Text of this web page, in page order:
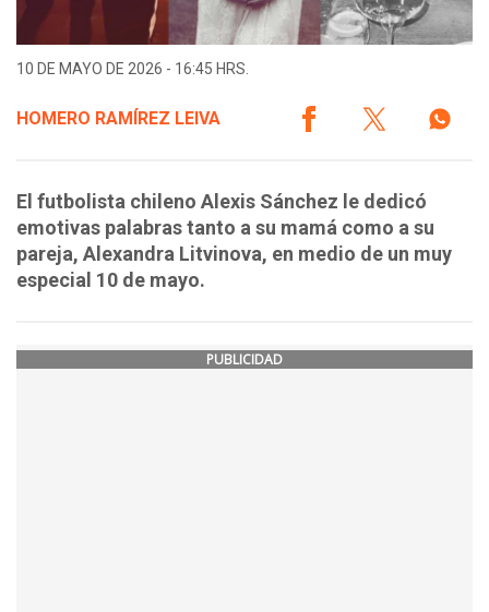
10 DE MAYO DE 2026 - 16:45 HRS.
HOMERO RAMÍREZ LEIVA
El futbolista chileno Alexis Sánchez le dedicó
emotivas palabras tanto a su mamá como a su
pareja, Alexandra Litvinova, en medio de un muy
especial 10 de mayo.
PUBLICIDAD